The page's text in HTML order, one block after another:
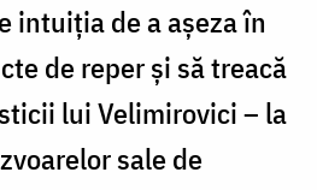
intuiția de a așeza în
de reper și să treacă
lui Velimirovici – la
sale de